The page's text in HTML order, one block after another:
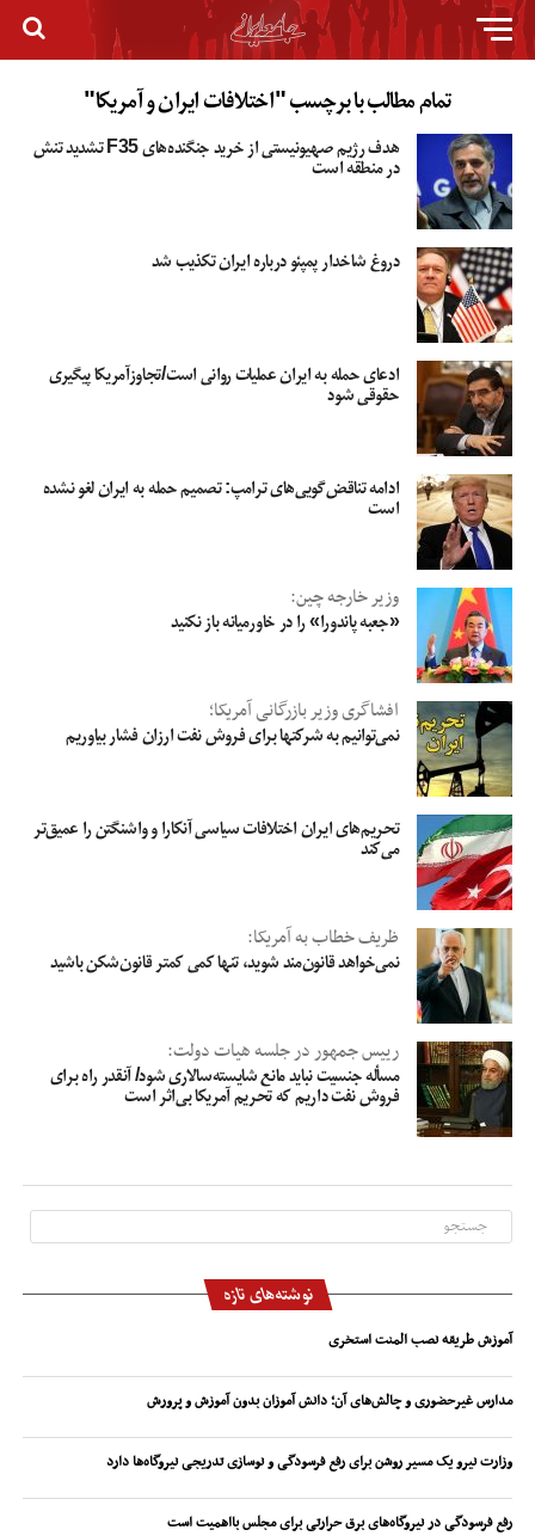
تمام مطالب با برچسب "اختلافات ایران و آمریکا"
هدف رژیم صهیونیستی از خرید جنگنده‌های F35 تشدید تنش
در منطقه است
دروغ شاخدار پمپئو درباره ایران تکذیب شد
ادعای حمله به ایران عملیات روانی است/تجاوزآمریکا پیگیری
حقوقی شود
ادامه تناقض‌گویی‌های ترامپ: تصمیم حمله به ایران لغو نشده
است
وزیر خارجه چین:
«جعبه پاندورا» را در خاورمیانه باز نکنید
افشاگری وزیر بازرگانی آمریکا؛
نمی‌توانیم به شرکتها برای فروش نفت ارزان فشار بیاوریم
تحریم‌های ایران اختلافات سیاسی آنکارا و واشنگتن را عمیق‌تر
می‌کند
ظریف خطاب به آمریکا:
نمی‌خواهد قانون‌مند شوید، تنها کمی کمتر قانون‌شکن باشید
رییس جمهور در جلسه هیات دولت:
مسأله جنسیت نباید مانع شایسته‌سالاری شود/ آنقدر راه برای
فروش نفت داریم که تحریم آمریکا بی‌اثر است
نوشته‌های تازه
آموزش طریقه نصب المنت استخری
مدارس غیرحضوری و چالش‌های آن؛ دانش آموزان بدون آموزش و پرورش
وزارت نیرو یک مسیر روشن برای رفع فرسودگی و نوسازی تدریجی نیروگاه‌ها دارد
رفع فرسودگی در نیروگاه‌های برق حرارتی برای مجلس بااهمیت است